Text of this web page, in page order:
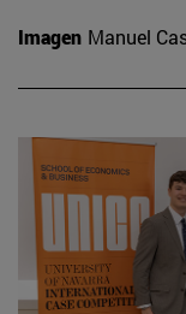
Imagen Manuel